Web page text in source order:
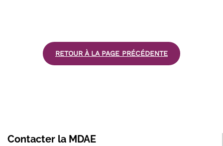
RETOUR À LA PAGE PRÉCÉDENTE
Contacter la MDAE